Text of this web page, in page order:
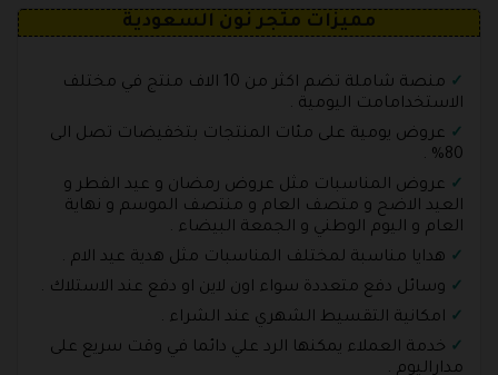
مميزات متجر نون السعودية
منصة شاملة تضم اكثر من 10 الاف منتج في مختلف
الاستخدامامت اليومية .
عروض يومية على مئات المنتجات بتخفيضات تصل الى
80% .
عروض المناسبات مثل عروض رمضان و عيد الفطر و
العيد الاضح و متصف العام و منتصف الموسم و نهاية
العام و اليوم الوطني و الجمعة البيضاء .
هدايا مناسبة لمختلف المناسبات مثل هدية عيد الام .
وسائل دفع متعددة سواء اون لاين او دفع عند الاستلاك .
امكانية التقسيط الشهري عند الشراء .
خدمة العملاء يمكنها الرد علي دائما في وقت سريع على
مداراليوم .